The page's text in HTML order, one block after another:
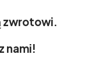
zwrotowi.
nami!